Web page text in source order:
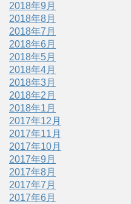
2018年9月
2018年8月
2018年7月
2018年6月
2018年5月
2018年4月
2018年3月
2018年2月
2018年1月
2017年12月
2017年11月
2017年10月
2017年9月
2017年8月
2017年7月
2017年6月